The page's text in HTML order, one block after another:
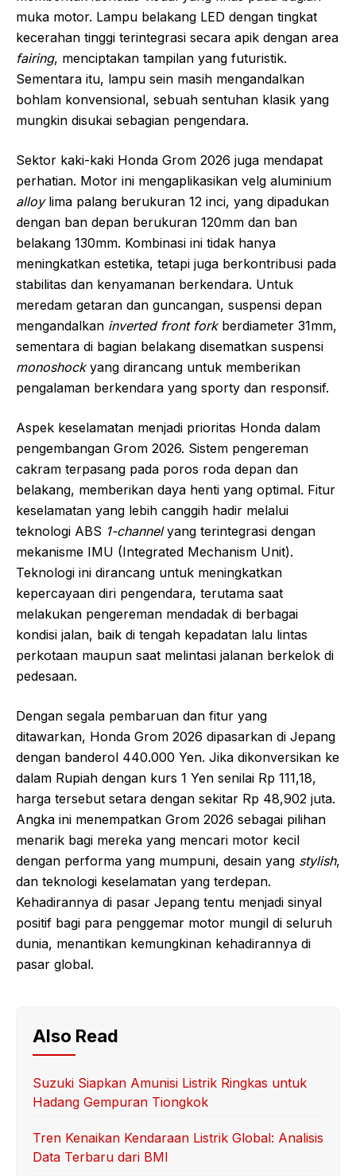
muka motor. Lampu belakang LED dengan tingkat
kecerahan tinggi terintegrasi secara apik dengan area
fairing, menciptakan tampilan yang futuristik.
Sementara itu, lampu sein masih mengandalkan
bohlam konvensional, sebuah sentuhan klasik yang
mungkin disukai sebagian pengendara.
Sektor kaki-kaki Honda Grom 2026 juga mendapat
perhatian. Motor ini mengaplikasikan velg aluminium
alloylima palang berukuran 12 inci, yang dipadukan
dengan ban depan berukuran 120mm dan ban
belakang 130mm. Kombinasi ini tidak hanya
meningkatkan estetika, tetapi juga berkontribusi pada
stabilitas dan kenyamanan berkendara. Untuk
meredam getaran dan guncangan, suspensi depan
mengandalkan inverted front forkberdiameter 31mm,
sementara di bagian belakang disematkan suspensi
monoshockyang dirancang untuk memberikan
pengalaman berkendara yang sporty dan responsif.
Aspek keselamatan menjadi prioritas Honda dalam
pengembangan Grom 2026. Sistem pengereman
cakram terpasang pada poros roda depan dan
belakang, memberikan daya henti yang optimal. Fitur
keselamatan yang lebih canggih hadir melalui
teknologi ABS 1-channelyang terintegrasi dengan
mekanisme IMU (Integrated Mechanism Unit).
Teknologi ini dirancang untuk meningkatkan
kepercayaan diri pengendara, terutama saat
melakukan pengereman mendadak di berbagai
kondisi jalan, baik di tengah kepadatan lalu lintas
perkotaan maupun saat melintasi jalanan berkelok di
pedesaan.
Dengan segala pembaruan dan fitur yang
ditawarkan, Honda Grom 2026 dipasarkan di Jepang
dengan banderol 440.000 Yen. Jika dikonversikan ke
dalam Rupiah dengan kurs 1 Yen senilai Rp 111,18,
harga tersebut setara dengan sekitar Rp 48,902 juta.
Angka ini menempatkan Grom 2026 sebagai pilihan
menarik bagi mereka yang mencari motor kecil
dengan performa yang mumpuni, desain yang stylish,
dan teknologi keselamatan yang terdepan.
Kehadirannya di pasar Jepang tentu menjadi sinyal
positif bagi para penggemar motor mungil di seluruh
dunia, menantikan kemungkinan kehadirannya di
pasar global.
Also Read
Suzuki Siapkan Amunisi Listrik Ringkas untuk
Hadang Gempuran Tiongkok
Tren Kenaikan Kendaraan Listrik Global: Analisis
Data Terbaru dari BMI